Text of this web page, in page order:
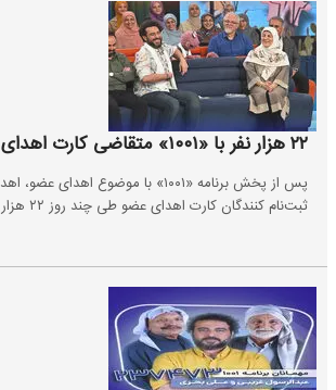
۲۲ هزار نفر با «۱۰۰۱» متقاضی کارت اهدای عضو شدند
پس از پخش برنامه «۱۰۰۱» با موضوع اهدای
ثبت‌نام کنندگان کارت اهدای عضو طی چند روز ۲۲ هزار و ۶۰۴ نفر شده است.